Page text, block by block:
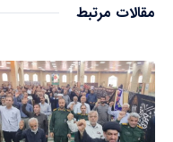
مقالات مرتبط